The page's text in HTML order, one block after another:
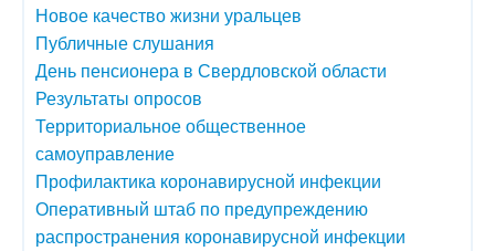
Новое качество жизни уральцев
Публичные слушания
День пенсионера в Свердловской области
Результаты опросов
Территориальное общественное
самоуправление
Профилактика коронавирусной инфекции
Оперативный штаб по предупреждению
распространения коронавирусной инфекции